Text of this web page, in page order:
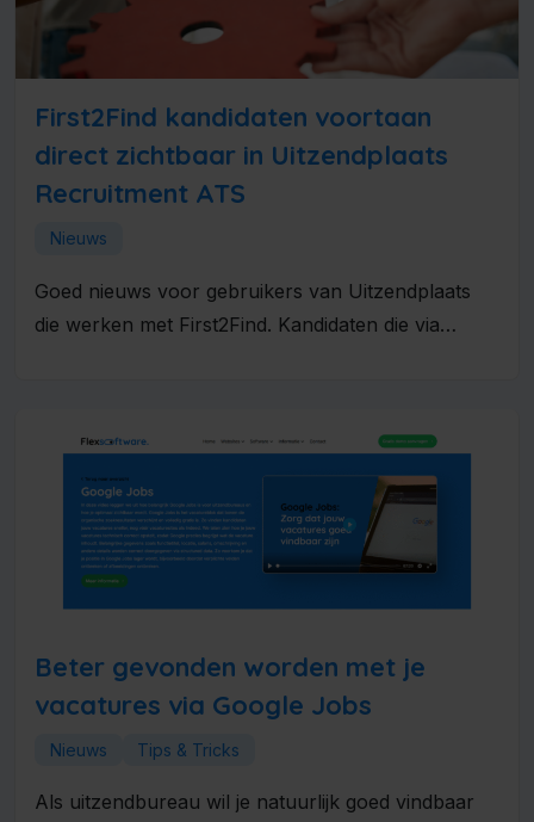
First2Find kandidaten voortaan
direct zichtbaar in Uitzendplaats
Recruitment ATS
Nieuws
Goed nieuws voor gebruikers van Uitzendplaats
die werken met First2Find. Kandidaten die via
Beter gevonden worden met je
vacatures via Google Jobs
Nieuws Tips & Tricks
Als uitzendbureau wil je natuurlijk goed vindbaar